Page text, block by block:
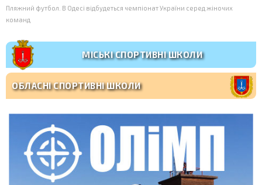
Пляжний футбол. В Одесі відбудеться чемпіонат України серед жіночих
команд
МІСЬКІ СПОРТИВНІ ШКОЛИ
ОБЛАСНІ СПОРТИВНІ ШКОЛИ